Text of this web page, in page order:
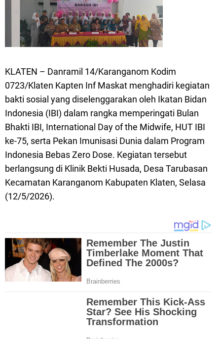
KLATEN – Danramil 14/Karanganom Kodim
0723/Klaten Kapten Inf Maskat menghadiri kegiatan
bakti sosial yang diselenggarakan oleh Ikatan Bidan
Indonesia (IBI) dalam rangka memperingati Bulan
Bhakti IBI, International Day of the Midwife, HUT IBI
ke-75, serta Pekan Imunisasi Dunia dalam Program
Indonesia Bebas Zero Dose. Kegiatan tersebut
berlangsung di Klinik Bekti Husada, Desa Tarubasan
Kecamatan Karanganom Kabupaten Klaten, Selasa
(12/5/2026).